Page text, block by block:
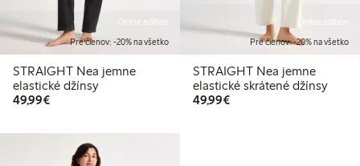
Online edition
Pre členov: -20% na všetko
STRAIGHT Nea jemne
elastické džínsy
49,99€49,99 €
Online edition
Pre členov: -20% na všetko
STRAIGHT Nea jemne
elastické skrátené džínsy
49,99€49,99 €